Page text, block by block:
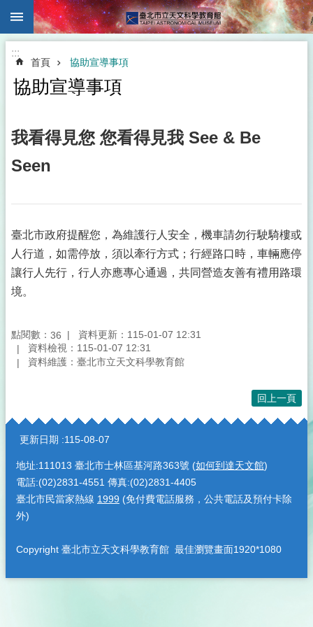
跳到主要內容區塊
:::
首頁 協助宣導事項
協助宣導事項
我看得見您 您看得見我 See & Be
Seen
臺北市政府提醒您，為維護行人安全，機車請勿行駛騎樓或
人行道，如需停放，須以牽行方式；行經路口時，車輛應停
讓行人先行，行人亦應專心通過，共同營造友善有禮用路環
境。
點閱數： 36
資料更新：115-01-07 12:31
資料檢視：115-01-07 12:31
資料維護：臺北市立天文科學教育館
回上一頁
:::
更新日期 115-08-07
地址:111013 臺北市士林區基河路363號 (如何到達天文館)
電話:(02)2831-4551 傳真:(02)2831-4405
臺北市民當家熱線 1999 (免付費電話服務，公共電話及預付卡除
外)
Copyright 臺北市立天文科學教育館 最佳瀏覽畫面1920*1080